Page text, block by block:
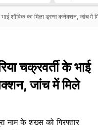
शौविक का मिला ड्रग्स कनेक्शन, जांच में
चक्रवर्ती के भाई
जांच में मिले
नाम के शख्स को गिरफ्तार